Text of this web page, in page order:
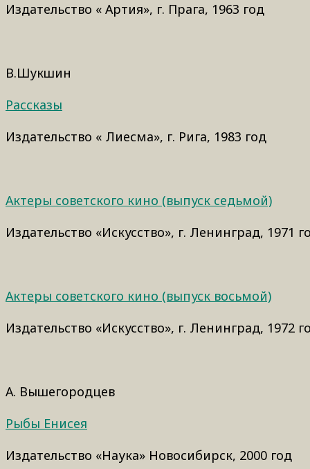
Издательство « Артия», г. Прага, 1963 год
В.Шукшин
Рассказы
Издательство « Лиесма», г. Рига, 1983 год
Актеры советского кино (выпуск седьмой)
Издательство «Искусство», г. Ленинград, 1971
Актеры советского кино (выпуск восьмой)
Издательство «Искусство», г. Ленинград, 1972
А. Вышегородцев
Рыбы Енисея
Издательство «Наука» Новосибирск, 2000 год